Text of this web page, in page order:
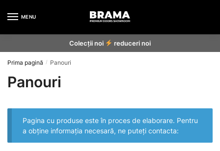
MENU
Colecții noi reduceri noi
Prima pagină / Panouri
Panouri
Pagina cu produse este în proces de elaborare. Pentru
a obține informația necesară, ne puteți contacta: